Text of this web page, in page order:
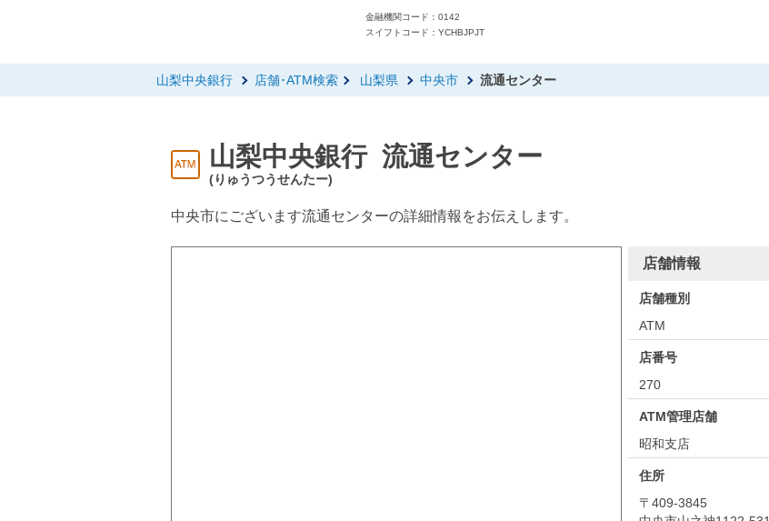
金融機関コード：0142
スイフトコード：YCHBJPJT
山梨中央銀行 店舗･ATM検索 山梨県 中央市 流通センター
山梨中央銀行 流通センター
(りゅうつうせんたー)
中央市にございます流通センターの詳細情報をお伝えします。
店舗情報
店舗種別
ATM
店番号
270
ATM管理店舗
昭和支店
住所
〒409-3845